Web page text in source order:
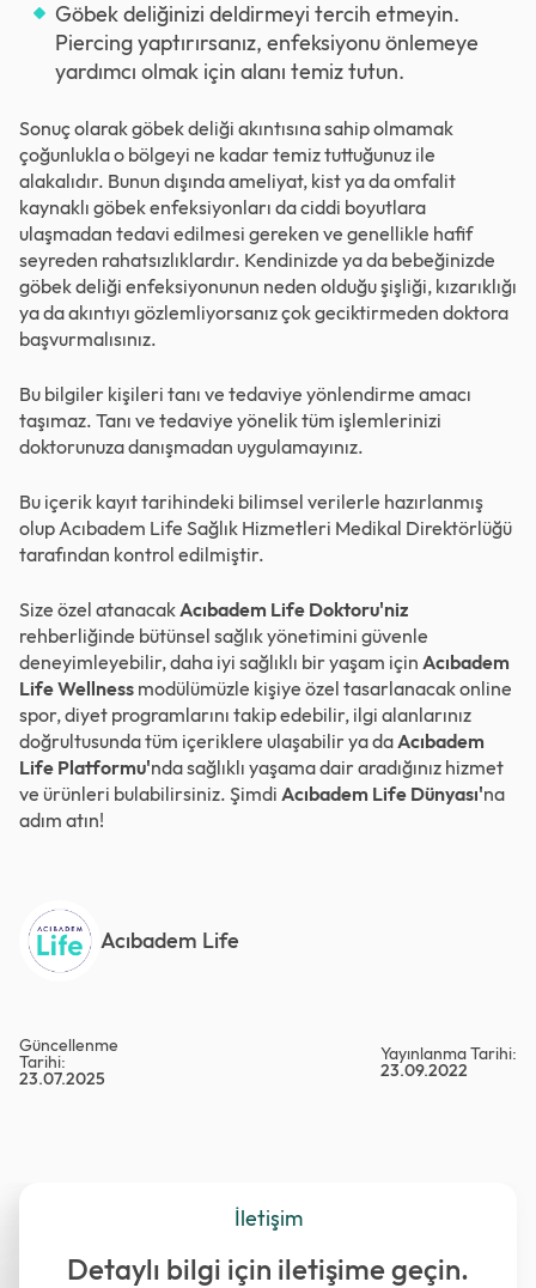
Göbek deliğinizi deldirmeyi tercih etmeyin.
Piercing yaptırırsanız, enfeksiyonu önlemeye
yardımcı olmak için alanı temiz tutun.
Sonuç olarak göbek deliği akıntısına sahip olmamak
çoğunlukla o bölgeyi ne kadar temiz tuttuğunuz ile
alakalıdır. Bunun dışında ameliyat, kist ya da omfalit
kaynaklı göbek enfeksiyonları da ciddi boyutlara
ulaşmadan tedavi edilmesi gereken ve genellikle hafif
seyreden rahatsızlıklardır. Kendinizde ya da bebeğinizde
göbek deliği enfeksiyonunun neden olduğu şişliği, kızarıklığı
ya da akıntıyı gözlemliyorsanız çok geciktirmeden doktora
başvurmalısınız.
Bu bilgiler kişileri tanı ve tedaviye yönlendirme amacı
taşımaz. Tanı ve tedaviye yönelik tüm işlemlerinizi
doktorunuza danışmadan uygulamayınız.
Bu içerik kayıt tarihindeki bilimsel verilerle hazırlanmış
olup Acıbadem Life Sağlık Hizmetleri Medikal Direktörlüğü
tarafından kontrol edilmiştir.
Size özel atanacakAcıbadem Life Doktoru'niz
rehberliğinde bütünsel sağlık yönetimini güvenle
deneyimleyebilir, daha iyi sağlıklı bir yaşam için Acıbadem
Life Wellness modülümüzle kişiye özel tasarlanacak online
spor, diyet programlarını takip edebilir, ilgi alanlarınız
doğrultusunda tüm içeriklere ulaşabilir ya daAcıbadem
Life Platformu'nda sağlıklı yaşama dair aradığınız hizmet
ve ürünleri bulabilirsiniz. Şimdi Acıbadem Life Dünyası'na
adım atın!
Acıbadem Life
Güncellenme
Tarihi:
23.07.2025
Yayınlanma Tarihi:
23.09.2022
İletişim
Detaylı bilgi için iletişime geçin.